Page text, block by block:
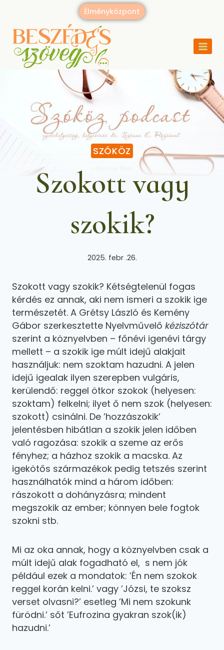
Élményközpont
SZÓKÖZ
Szokott vagy
szokik?
2025. febr .26.
Szokott vagy szokik? Kétségtelenül fogas
kérdés ez annak, aki nem ismeri a szokik ige
természetét. A Grétsy László és Kemény
Gábor szerkesztette Nyelvművelő kéziszótár
szerint a köznyelvben – főnévi igenévi tárgy
mellett – a szokik ige múlt idejű alakjait
használjuk: nem szoktam hazudni. A jelen
idejű igealak ilyen szerepben vulgáris,
kerülendő: reggel ötkor szokok (helyesen:
szoktam) felkelni; ilyet ő nem szok (helyesen:
szokott) csinálni. De ’hozzászokik’
jelentésben hibátlan a szokik jelen időben
való ragozása: szokik a szeme az erős
fényhez; a házhoz szokik a macska. Az
igekötős származékok pedig tetszés szerint
használhatók mind a három időben:
rászokott a dohányzásra; mindent
megszokik az ember; könnyen bele fogtok
szokni stb.
Mi az oka annak, hogy a köznyelvben csak a
múlt idejű alak fogadható el, s nem jók
például ezek a mondatok: ’Én nem szokok
reggel korán kelni.’ vagy ’Józsi, te szoksz
verset olvasni?’ esetleg ’Mi nem szokunk
fürödni.’ sőt ’Eufrozina gyakran szok(ik)
hazudni.’